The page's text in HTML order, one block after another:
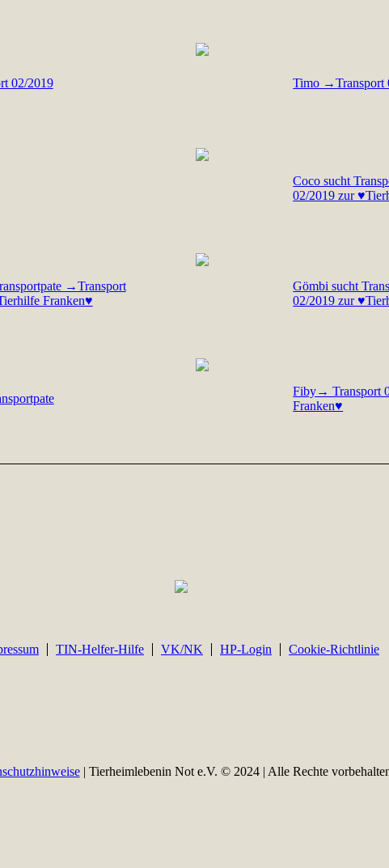
02/2019 Timo →Transport
Coco sucht
02/2019 zur
→Transport
Franken♥
Gömbi sucht
02/2019 zur
Fiby→ Transport
Franken♥
TIN-Helfer-Hilfe VK/NK HP-Login Cookie-Richtlinie
| Tierheimlebenin Not e.V. © 2024 | Alle Rechte